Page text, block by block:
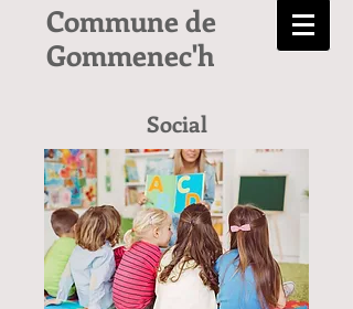
Commune de
Gommenec'h
Social